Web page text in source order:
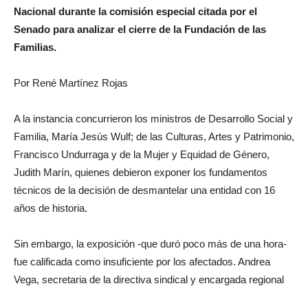
Nacional durante la comisión especial citada por el
Senado para analizar el cierre de la Fundación de las
Familias.
Por René Martínez Rojas
A la instancia concurrieron los ministros de Desarrollo Social y
Familia, María Jesús Wulf; de las Culturas, Artes y Patrimonio,
Francisco Undurraga y de la Mujer y Equidad de Género,
Judith Marín, quienes debieron exponer los fundamentos
técnicos de la decisión de desmantelar una entidad con 16
años de historia.
Sin embargo, la exposición -que duró poco más de una hora-
fue calificada como insuficiente por los afectados. Andrea
Vega, secretaria de la directiva sindical y encargada regional